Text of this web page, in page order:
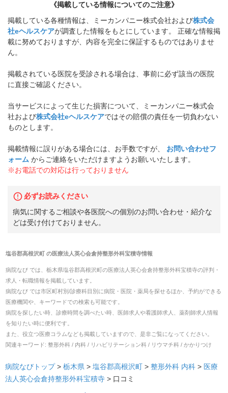
《掲載している情報についてのご注意》
掲載している各種情報は、ミーカンパニー株式会社および株式会
社eヘルスケアが調査した情報をもとにしています。 正確な情報掲
載に努めておりますが、内容を完全に保証するものではありませ
ん。
掲載されている医院を受診される場合は、事前に必ず該当の医院
に直接ご確認ください。
当サービスによって生じた損害について、ミーカンパニー株式会
社および株式会社eヘルスケアではその賠償の責任を一切負わない
ものとします。
掲載情報に誤りがある場合には、お手数ですが、
お問い合わせフ
ォーム からご連絡をいただけますようお願いいたします。
※お電話での対応は行っておりません
必ずお読みください
病気に関するご相談や各医院への個別のお問い合わせ・紹介な
どは受け付けておりません。
塩谷郡高根沢町 の医療法人英心会倉持整形外科宝積寺情報
病院なび では、 栃木県塩谷郡高根沢町の医療法人英心会倉持整形外科宝積寺の評判・
求人・転職情報を掲載しています。
病院なび では市区町村別/診療科目別に病院・医院・薬局を探せるほか、予約ができる
医療機関や、キーワードでの検索も可能です。
病院を探したい時、診療時間を調べたい時、医師求人や看護師求人、薬剤師求人情報
を知りたい時に便利です。
また、役立つ医療コラムなども掲載していますので、是非ご覧になってください。
関連キーワード: 整形外科 / 内科 / リハビリテーション科 / リウマチ科 / かかりつけ
病院なびトップ > 栃木県 > 塩谷郡高根沢町 > 整形外科 内科 > 医療
法人英心会倉持整形外科宝積寺 > 口コミ